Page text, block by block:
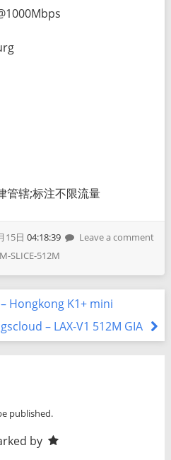
管辖;标注不限流量
15日 04:18:39
Leave a comment
SLICE-512M
Hongkong K1+ mini
– LAX-V1 512M GIA
published.
by